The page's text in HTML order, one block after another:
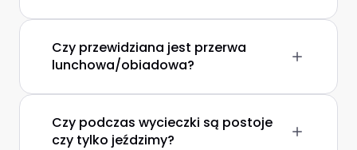
Czy przewidziana jest przerwa
lunchowa/obiadowa?
Czy podczas wycieczki są postoje
czy tylko jeździmy?